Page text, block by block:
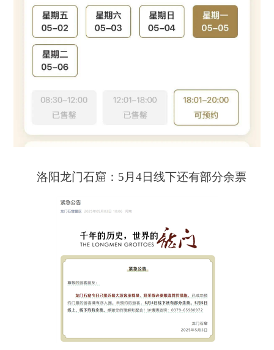
洛阳龙门石窟：5月4日线下还有部分余票